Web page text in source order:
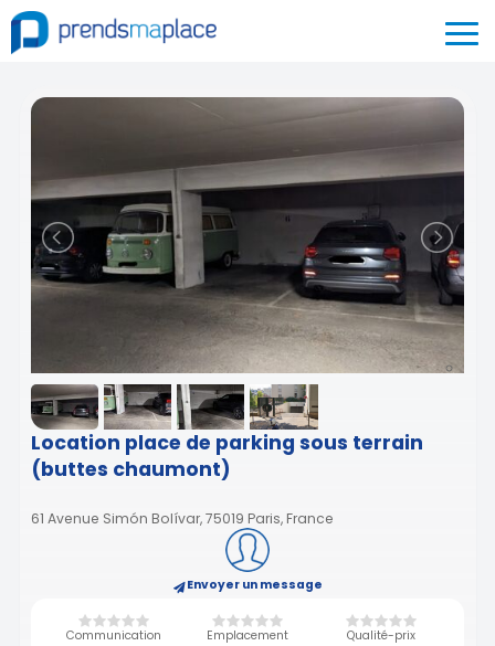
Location place de parking sous terrain
(buttes chaumont)
61 Avenue Simón Bolívar, 75019 Paris, France
Envoyer un message
Communication Emplacement Qualité-prix